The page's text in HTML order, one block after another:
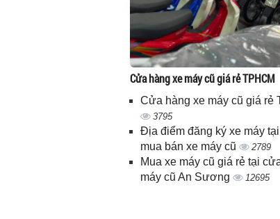
Cửa hàng xe máy cũ giá rẻ TPHCM
Cửa hàng xe máy cũ giá rẻ
3795
Địa điểm đăng ký xe máy
mua bán xe máy cũ
2789
Mua xe máy cũ giá rẻ tại
máy cũ An Sương
12695